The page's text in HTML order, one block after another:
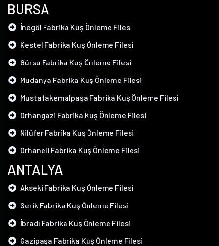
BURSA
İnegöl Fabrika Kuş Önleme Filesi
Kestel Fabrika Kuş Önleme Filesi
Gürsu Fabrika Kuş Önleme Filesi
Mudanya Fabrika Kuş Önleme Filesi
Mustafakemalpaşa Fabrika Kuş Önleme Filesi
Orhangazi Fabrika Kuş Önleme Filesi
Nilüfer Fabrika Kuş Önleme Filesi
Orhaneli Fabrika Kuş Önleme Filesi
ANTALYA
Akseki Fabrika Kuş Önleme Filesi
Serik Fabrika Kuş Önleme Filesi
İbradı Fabrika Kuş Önleme Filesi
Gazipaşa Fabrika Kuş Önleme Filesi